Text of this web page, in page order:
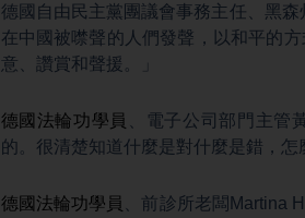
德國自由民主黨團議會事務主任、黑
在中國被噤聲的人們發聲，以和平的
意、讚賞和聲援。」
德國法輪功學員
、電子公司部門主
的。很清楚知道什麼是對什麼是錯，怎
德國法輪功學員
、前診所老闆Martina